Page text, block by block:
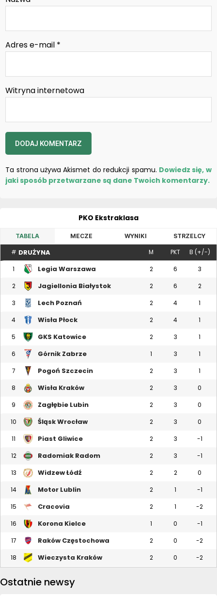
Adres e-mail *
Witryna internetowa
Ta strona używa Akismet do redukcji spamu. Dowiedz się, w
jaki sposób przetwarzane są dane Twoich komentarzy.
PKO Ekstraklasa
TABELA MECZE WYNIKI STRZELCY
# DRUŻYNA M PKT B (+/-)
1 Legia Warszawa 2 6 3
2 Jagiellonia Białystok 2 6 2
3 Lech Poznań 2 4 1
4 Wisła Płock 2 4 1
5 GKS Katowice 2 3 1
6 Górnik Zabrze 1 3 1
7 Pogoń Szczecin 2 3 1
8 Wisła Kraków 2 3 0
9 Zagłębie Lubin 2 3 0
10 Śląsk Wrocław 2 3 0
11 Piast Gliwice 2 3 -1
12 Radomiak Radom 2 3 -1
13 Widzew Łódź 2 2 0
14 Motor Lublin 2 1 -1
15 Cracovia 2 1 -2
16 Korona Kielce 1 0 -1
17 Raków Częstochowa 2 0 -2
18 Wieczysta Kraków 2 0 -2
Ostatnie newsy